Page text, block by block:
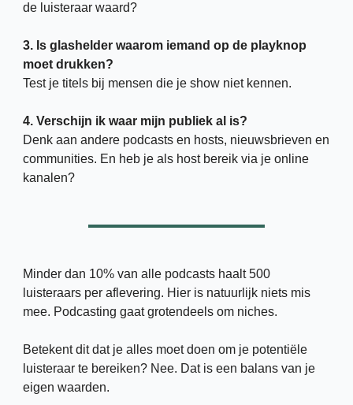
de luisteraar waard?
3. Is glashelder waarom iemand op de playknop
moet drukken?
Test je titels bij mensen die je show niet kennen.
4. Verschijn ik waar mijn publiek al is?
Denk aan andere podcasts en hosts, nieuwsbrieven en
communities. En heb je als host bereik via je online
kanalen?
Minder dan 10% van alle podcasts haalt 500
luisteraars per aflevering. Hier is natuurlijk niets mis
mee. Podcasting gaat grotendeels om niches.
Betekent dit dat je alles moet doen om je potentiële
luisteraar te bereiken? Nee. Dat is een balans van je
eigen waarden.